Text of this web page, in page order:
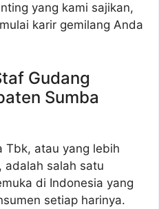
yang kami sajikan,
karir gemilang Anda
Gudang
Sumba
Tbk, atau yang lebih
adalah salah satu
di Indonesia yang
setiap harinya.